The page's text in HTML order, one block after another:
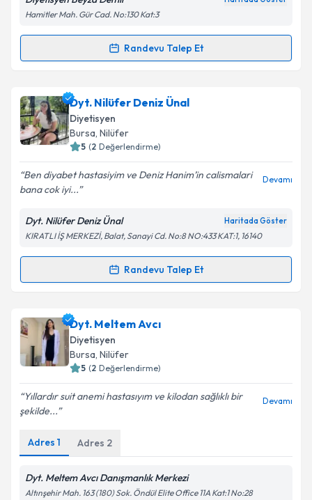
Kişisel verilerimin işlenmesine ilişkin
Aydınlatma
Metni'ni okudum ve kişisel verilerimin belirtilen
kapsamda işlenmesini kabul ediyorum.
Hamitler Mah. Gür Cad. No:130 Kat:3
Randevu Talep Et
Randevu Takvimi Talebi
Dyt. Beyza Demir için randevu takvimi talebi
oluşturun. Size bu uzmandan randevu almanız için bir
takvim hazırlandığında e-posta ile bilgilendireceğiz.
Kişisel verilerimin işlenmesine ilişkin
Aydınlatma
Metni'ni okudum ve kişisel verilerimin belirtilen
kapsamda işlenmesini kabul ediyorum.
Dyt. Nilüfer Deniz Ünal
Diyetisyen
Bursa, Nilüfer
5 (2 Değerlendirme)
Ben diyabet hastasiyim ve Deniz Hanim’in calismalari
bana cok iyi...
Devamı
Dyt. Nilüfer Deniz Ünal Haritada Göster
KIRATLI İŞ MERKEZİ, Balat, Sanayi Cd. No:8 NO:433 KAT:1, 16140
Randevu Talep Et
Randevu Takvimi Talebi
Dyt. Nilüfer Deniz Ünaliçin randevu takvimi talebi
oluşturun. Size bu uzmandan randevu almanız için bir
takvim hazırlandığında e-posta ile bilgilendireceğiz.
Kişisel verilerimin işlenmesine ilişkin
Metni'ni okudum ve kişisel verilerimin belirtilen
kapsamda işlenmesini kabul ediyorum.
Dyt. Meltem Avcı
Diyetisyen
Bursa, Nilüfer
5 (2 Değerlendirme)
Yıllardır suit anemi hastasıyım ve kilodan sağlıklı bir
şekilde...
Devamı
Adres 1 Adres 2
Dyt. Meltem Avcı Danışmanlık Merkezi
Altınşehir Mah. 163 (180) Sok. Öndül Elite Office 11A Kat:1 No:28